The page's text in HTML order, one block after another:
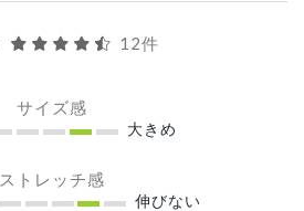
12件
サイズ感
大きめ
ストレッチ感
伸びない